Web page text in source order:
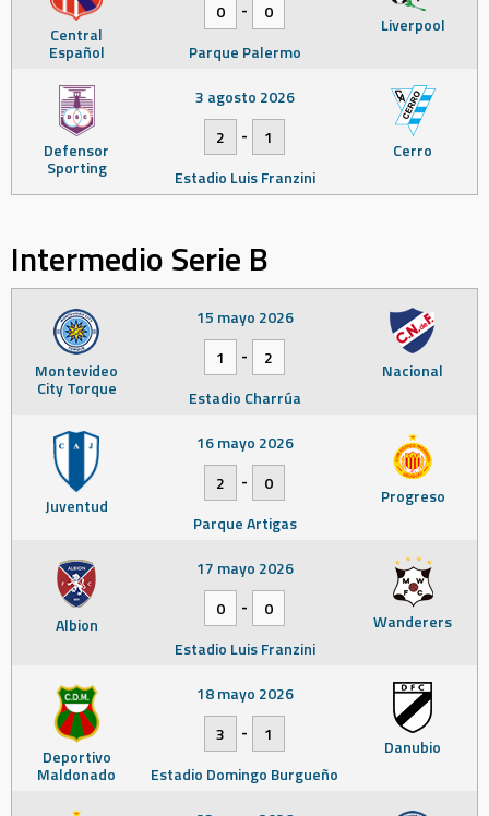
Central
Español
Liverpool
0 -
0
Parque Palermo
Defensor
Sporting
Cerro
3 agosto 2026
2
-
1
Estadio Luis Franzini
Intermedio Serie B
Montevideo
City Torque
Nacional
15 mayo 2026
1
-
2
Estadio Charrúa
Juventud Progreso
16 mayo 2026
2
-
0
Parque Artigas
Albion Wanderers
17 mayo 2026
0
-
0
Estadio Luis Franzini
Deportivo
Maldonado
Danubio
18 mayo 2026
3
-
1
Estadio Domingo Burgueño